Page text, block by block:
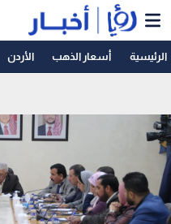
الرئيسية أسعار الذهب الأردن